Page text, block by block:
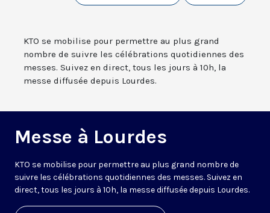
KTO se mobilise pour permettre au plus grand
nombre de suivre les célébrations quotidiennes des
messes. Suivez en direct, tous les jours à 10h, la
messe diffusée depuis Lourdes.
Messe à Lourdes
KTO se mobilise pour permettre au plus grand nombre de
suivre les célébrations quotidiennes des messes. Suivez en
direct, tous les jours à 10h, la messe diffusée depuis Lourdes.